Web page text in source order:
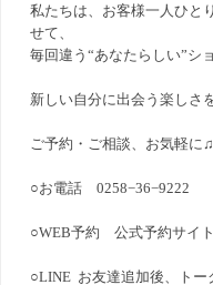
私たちは、お客様一人ひと
せて、
毎回違う“あなたらしい”シ
新しい自分に出会う楽しさ
ご予約・ご相談、お気軽に♫
○お電話 0258−36−9222
○WEB予約公式予約サイト
○LINE お友達追加後、ト